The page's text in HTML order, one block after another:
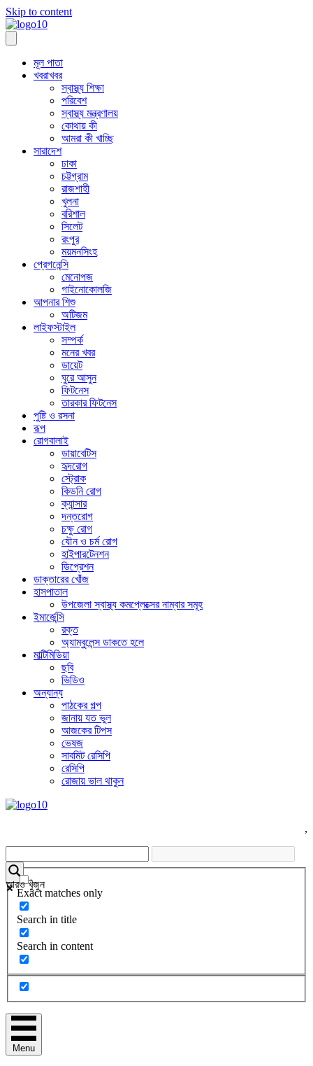
Skip to content
মূল পাতা
খবরাখবর
স্বাস্থ্য শিক্ষা
পরিবেশ
স্বাস্থ্য মন্ত্রণালয়
কোথায় কী
আমরা কী খাচ্ছি
সারাদেশ
ঢাকা
চট্টগ্রাম
রাজশাহী
খুলনা
বরিশাল
সিলেট
রংপুর
ময়মনসিংহ
প্রেগনেন্সি
মেনোপজ
গাইনোকোলজি
আপনার শিশু
অটিজম
লাইফস্টাইল
সম্পর্ক
মনের খবর
ডায়েট
ঘুরে আসুন
ফিটনেস
তারকার ফিটনেস
পুষ্টি ও রসনা
রূপ
রোগবালাই
ডায়াবেটিস
হৃদরোগ
স্ট্রোক
কিডনি রোগ
ক্যান্সার
দন্তরোগ
চক্ষু রোগ
যৌন ও চর্ম রোগ
হাইপারটেনশন
ডিপ্রেশন
ডাক্তারের খোঁজ
হাসপাতাল
উপজেলা স্বাস্থ্য কমপ্লেক্সের নাম্বার সমূহ
ইমার্জেন্সি
রক্ত
অ্যাম্বুলেন্স ডাকতে হলে
মাল্টিমিডিয়া
ছবি
ভিডিও
অন্যান্য
পাঠকের গল্প
জানায় যত ভুল
আজকের টিপস
ভেষজ
সাবমিট রেসিপি
রেসিপি
রোজায় ভাল থাকুন
,
আরও খুঁজুন
Exact matches only
Search in title
Search in content
Menu